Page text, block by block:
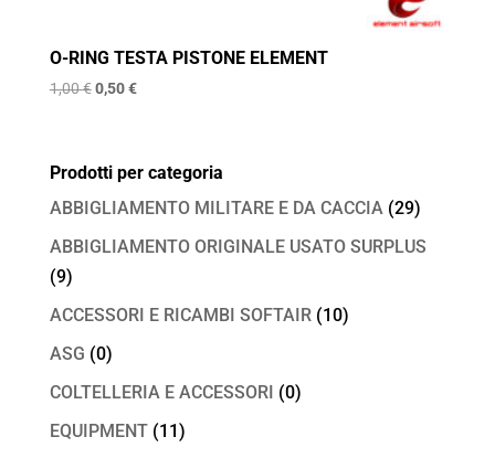
O-RING TESTA PISTONE ELEMENT
1,00€ Il
era:
0,50€Il
Prodotti per categoria
ABBIGLIAMENTO MILITARE E DA CACCIA (29)
ABBIGLIAMENTO ORIGINALE USATO SURPLUS
(9)
ACCESSORI E RICAMBI SOFTAIR (10)
ASG (0)
COLTELLERIA E ACCESSORI (0)
EQUIPMENT (11)